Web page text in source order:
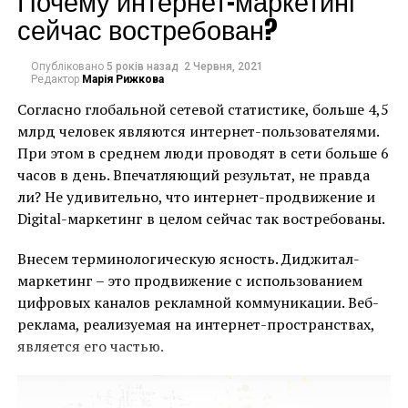
70-х годов прошлого века, но с NFT у диджитал
художников наконец-то появилось собственное
«пространство». До недавнего времени галереи и
аукционные дома пренебрегали цифровыми
произведениями и предпочитали им физические
работы. Однако в 2021 году соперничество между
Christie’s и Sotheby’s вышло на совершенно новый,
цифровой уровень – первый продвигал и продавал
работы Бипла за рекордные суммы, что сделало
художника третьим самым дорогим ныне живущим
второй запартнёрился с художником Паком (Pak) и
NFT маркетплейсом Nifty Gateway и запустил свой
первый NFT аукцион.
сейчас востребован?
Опубліковано 5 років назад 2 Червня, 2021
Редактор Марія Рижкова
Согласно глобальной сетевой статистике, больше 4,5
млрд человек являются интернет-пользователями.
При этом в среднем люди проводят в сети больше 6
часов в день. Впечатляющий результат, не правда
ли? Не удивительно, что интернет-продвижение и
Digital-маркетинг в целом сейчас так востребованы.
Внесем терминологическую ясность. Диджитал-
маркетинг – это продвижение с использованием
цифровых каналов рекламной коммуникации. Веб-
реклама, реализуемая на интернет-пространствах,
является его частью.